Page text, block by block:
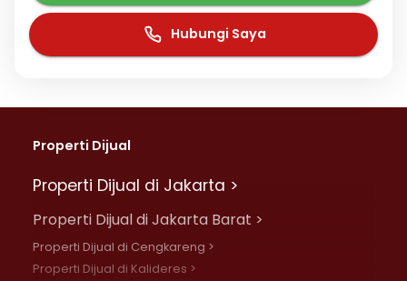
Hubungi Saya
Properti Dijual
Properti Dijual di Jakarta >
Properti Dijual di Jakarta Barat >
Properti Dijual di Cengkareng >
Properti Dijual di Kalideres >